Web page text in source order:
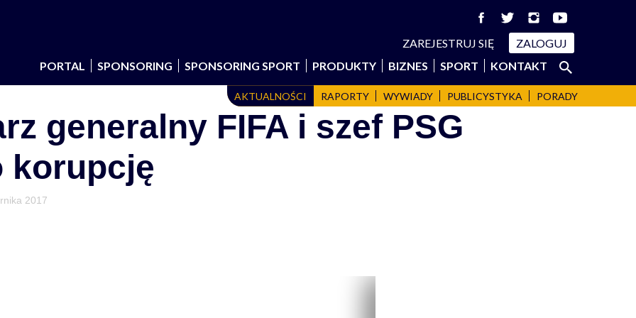
ZAREJESTRUJ SIĘ
ZALOGUJ
PORTAL
SPONSORING SPONSORING SPORT PRODUKTY BIZNES SPORT KONTAKT Szukaj:
SZUKAJ
AKTUALNOŚCI RAPORTY WYWIADY PUBLICYSTYKA PORADY
generalny FIFA i szef PSG
korupcję
2017